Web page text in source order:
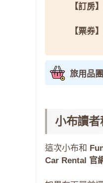
【訂房】
【票券】
旅用品
小布讀者
這次小布和
Car Rental 官